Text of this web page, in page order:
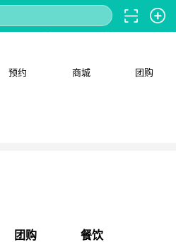
预约 商城 团购
团购 餐饮